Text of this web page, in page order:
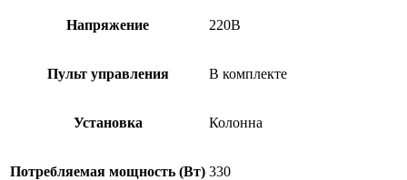
Напряжение 220В
Пульт управления В комплекте
Установка Колонна
Потребляемая мощность (Вт) 330